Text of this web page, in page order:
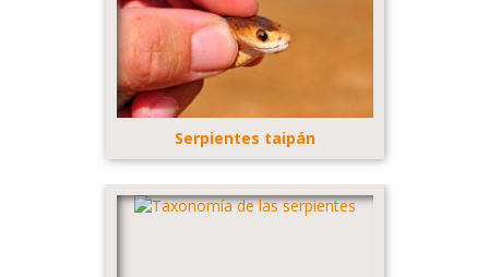
Serpientes taipán